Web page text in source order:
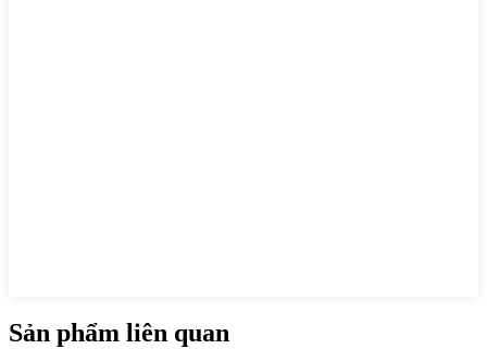
Sản phẩm liên quan